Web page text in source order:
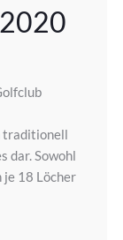
traditionell
dar. Sowohl
je 18 Löcher